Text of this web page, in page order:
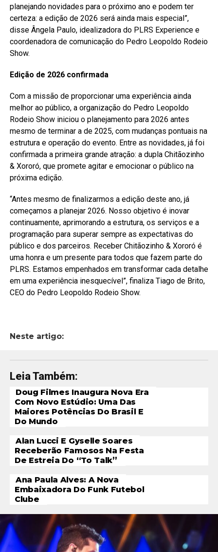
planejando novidades para o próximo ano e podem ter
certeza: a edição de 2026 será ainda mais especial”,
disse Ângela Paulo, idealizadora do PLRS Experience e
coordenadora de comunicação do Pedro Leopoldo Rodeio
Show.
Edição de 2026 confirmada
Com a missão de proporcionar uma experiência ainda
melhor ao público, a organização do Pedro Leopoldo
Rodeio Show iniciou o planejamento para 2026 antes
mesmo de terminar a de 2025, com mudanças pontuais na
estrutura e operação do evento. Entre as novidades, já foi
confirmada a primeira grande atração: a dupla Chitãozinho
& Xororó, que promete agitar e emocionar o público na
próxima edição.
“Antes mesmo de finalizarmos a edição deste ano, já
começamos a planejar 2026. Nosso objetivo é inovar
continuamente, aprimorando a estrutura, os serviços e a
programação para superar sempre as expectativas do
público e dos parceiros. Receber Chitãozinho & Xororó é
uma honra e um presente para todos que fazem parte do
PLRS. Estamos empenhados em transformar cada detalhe
em uma experiência inesquecível”, finaliza Tiago de Brito,
CEO do Pedro Leopoldo Rodeio Show.
Neste artigo:
Leia Também:
Doug Filmes Inaugura Nova Era
Com Novo Estúdio: Uma Das
Maiores Potências Do Brasil E
Do Mundo
Alan Lucci E Gyselle Soares
Receberão Famosos Na Festa
De Estreia Do “To Talk”
Ana Paula Alves: A Nova
Embaixadora Do Funk Futebol
Clube